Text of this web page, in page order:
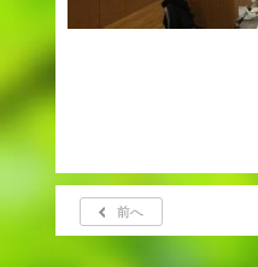
前へ